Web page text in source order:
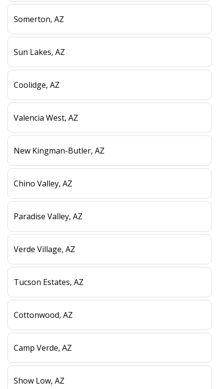
Somerton, AZ
Sun Lakes, AZ
Coolidge, AZ
Valencia West, AZ
New Kingman-Butler, AZ
Chino Valley, AZ
Paradise Valley, AZ
Verde Village, AZ
Tucson Estates, AZ
Cottonwood, AZ
Camp Verde, AZ
Show Low, AZ